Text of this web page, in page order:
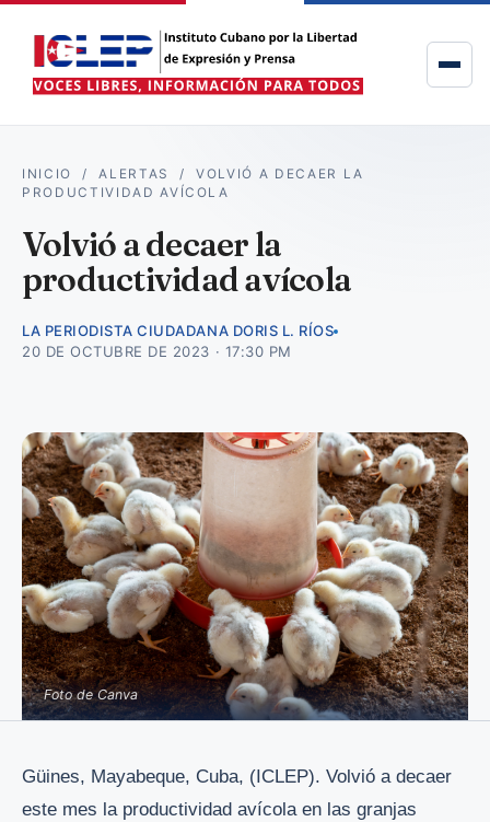
INICIO /ALERTAS /VOLVIÓ A DECAER LA
PRODUCTIVIDAD AVÍCOLA
Volvió a decaer la
productividad avícola
LA PERIODISTA CIUDADANA DORIS L. RÍOS
20 DE OCTUBRE DE 2023 · 17:30 PM
Foto de Canva
Güines, Mayabeque, Cuba, (ICLEP). Volvió a decaer
este mes la productividad avícola en las granjas